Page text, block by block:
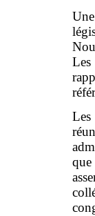
Les
Les